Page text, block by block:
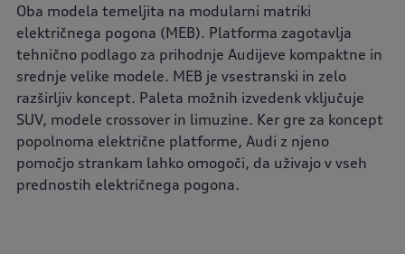
Oba modela temeljita na modularni matriki
električnega pogona (MEB). Platforma zagotavlja
tehnično podlago za prihodnje Audijeve kompaktne in
srednje velike modele. MEB je vsestranski in zelo
razširljiv koncept. Paleta možnih izvedenk vključuje
SUV, modele crossover in limuzine. Ker gre za koncept
popolnoma električne platforme, Audi z njeno
pomočjo strankam lahko omogoči, da uživajo v vseh
prednostih električnega pogona.